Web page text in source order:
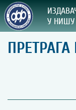
У НИШУ